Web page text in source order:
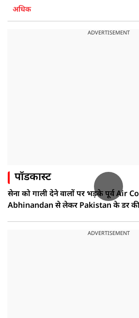
अधिक
ADVERTISEMENT
पॉडकास्ट
सेना को गाली देने वालों पर भड़के पूर्व Air
Abhinandan से लेकर Pakistan के डर
ADVERTISEMENT